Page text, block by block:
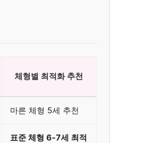
체형별 최적화 추천
마른 체형 5세 추천
표준 체형 6-7세 최적